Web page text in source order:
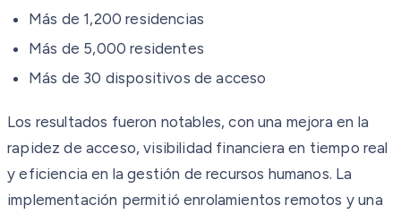
Más de 1,200 residencias
Más de 5,000 residentes
Más de 30 dispositivos de acceso
Los resultados fueron notables, con una mejora en la
rapidez de acceso, visibilidad financiera en tiempo real
y eficiencia en la gestión de recursos humanos. La
implementación permitió enrolamientos remotos y una